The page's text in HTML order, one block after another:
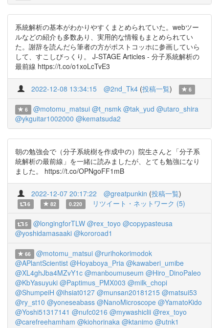
系統解析の基本がわかりやすくまとめられていた。webツー
ルなどの紹介も多数あり、実用的な情報もまとめられてい
た。謝辞を読んだら筆者の方がポストコッホに参画していら
して、すこしびっくり。 J-STAGE Articles - 分子系統解析の
最前線 https://t.co/o1xoLcTvE3
2022-12-08 13:34:15 @2nd_Tk4 (投稿一覧) 6
6 @motomu_matsui @t_nsmk @tak_yud @utaro_shira
@ykguitar1002000 @kematsuda2
朝の勉強会で（分子系統樹を作成中の）院生さんと「分子系
統解析の最前線」を一緒に読みましたが、とても勉強になり
ました。 https://t.co/OPNgoFF1mB
2022-12-07 20:17:22 @greatpunkin (投稿一覧)
6 82 0.220 リツイート・ネットワーク (5)
5 @longingforTLW @rex_toyo @copypasteusa
@yoshidamasaaki @kororoad1
66 @motomu_matsui @rurihokorimodok
@APlantScientist @Hoyaboya_Pria @kawaberi_umibe
@XL4ghJba4MZvY1c @manboumuseum @Hiro_DinoPaleo
@KbYasuyuki @Paptimus_PMX003 @milk_chopi
@ShumpeiH @ihsiat0127 @munsan20181215 @matsui53
@ry_st10 @yoneseabass @NanoMicroscope @YamatoKido
@Yoshi51317141 @nufc0216 @mywashiclii @rex_toyo
@carefreehamham @kiohorinaka @ktanimo @utnk1